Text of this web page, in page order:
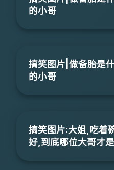
的小哥
搞笑图片|做备胎是
的小哥
搞笑图片:大姐,吃着
好,到底哪位大哥才